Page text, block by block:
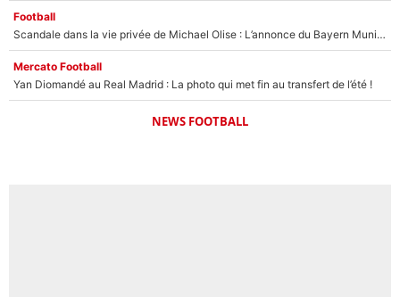
Football
Scandale dans la vie privée de Michael Olise : L’annonce du Bayern Munich sur son enfant caché
Mercato Football
Yan Diomandé au Real Madrid : La photo qui met fin au transfert de l’été !
NEWS FOOTBALL